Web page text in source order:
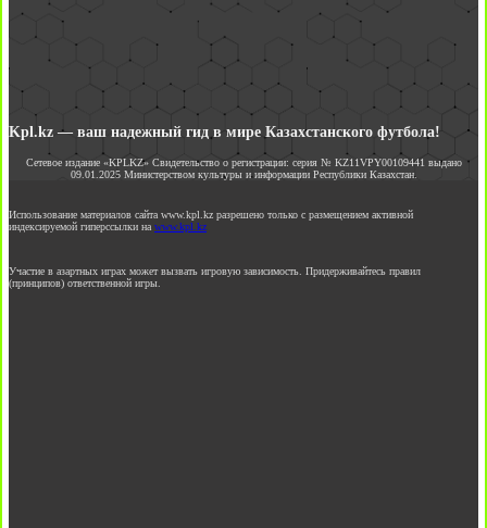
Kpl.kz — ваш надежный гид в мире Казахстанского футбола!
Сетевое издание «KPLKZ» Свидетельство о регистрации: серия № KZ11VPY00109441 выдано
09.01.2025 Министерством культуры и информации Республики Казахстан.
Использование материалов сайта www.kpl.kz разрешено только с размещением активной
индексируемой гиперссылки на www.kpl.kz
Участие в азартных играх может вызвать игровую зависимость. Придерживайтесь правил
(принципов) ответственной игры.